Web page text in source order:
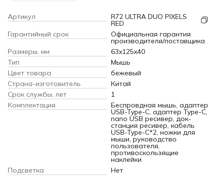
Артикул R72 ULTRA DUO PIXELS
RED
Гарантийный срок
Официальная гарантия
производителя/поставщика
Размеры, мм
63x125x40
Тип
Мышь
Цвет товара
бежевый
Страна-изготовитель
Китай
Срок службы, лет
1
Комплектация
Беспровдная мышь, адаптер
USB-Type-C, адаптер Type-C,
nano USB ресивер, док-
станция ресивер, кабель
USB-Type-C*2, ножки для
мыши, руководство
пользователя,
противоскользящие
наклейки
Подсветка
Нет